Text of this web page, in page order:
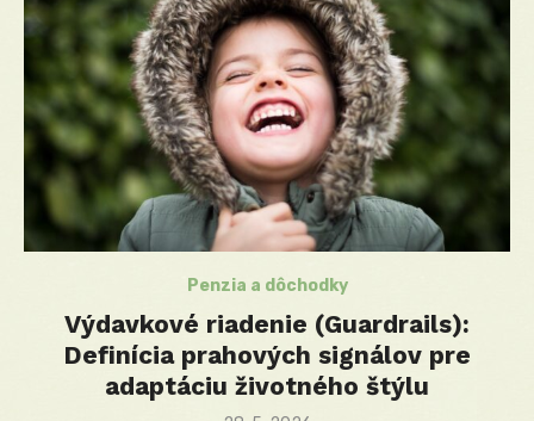
Penzia a dôchodky
Výdavkové riadenie (Guardrails):
Definícia prahových signálov pre
adaptáciu životného štýlu